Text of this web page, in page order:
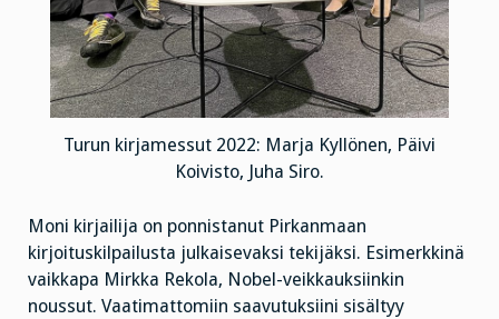
Turun kirjamessut 2022: Marja Kyllönen, Päivi
Koivisto, Juha Siro.
Moni kirjailija on ponnistanut Pirkanmaan
kirjoituskilpailusta julkaisevaksi tekijäksi. Esimerkkinä
vaikkapa Mirkka Rekola, Nobel-veikkauksiinkin
noussut. Vaatimattomiin saavutuksiini sisältyy